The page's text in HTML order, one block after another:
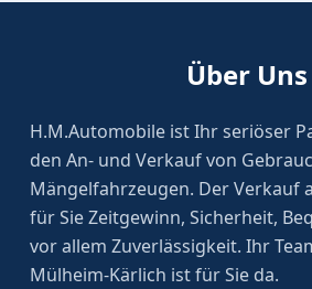
Über Uns
H.M.Automobile ist Ihr seriöser
den An- und Verkauf von
Mängelfahrzeugen. Der Verkauf
für Sie Zeitgewinn, Sicherheit,
vor allem Zuverlässigkeit. Ihr
Mülheim-Kärlich ist für Sie da.